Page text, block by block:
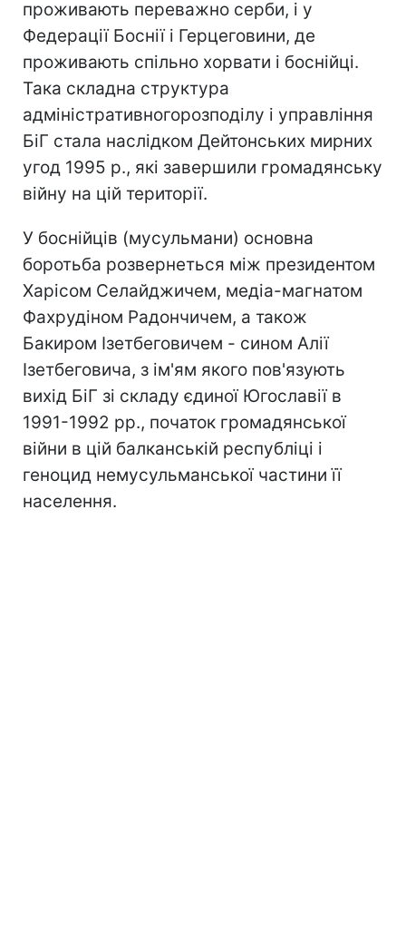
проживають переважно серби, і у
Федерації Боснії і Герцеговини, де
проживають спільно хорвати і боснійці.
Така складна структура
адміністративногорозподілу і управління
БіГ стала наслідком Дейтонських мирних
угод 1995 р., які завершили громадянську
війну на цій території.
У боснійців (мусульмани) основна
боротьба розвернеться між президентом
Харісом Селайджичем, медіа-магнатом
Фахрудіном Радончичем, а також
Бакиром Ізетбеговичем - сином Алії
Ізетбеговича, з ім'ям якого пов'язують
вихід БіГ зі складу єдиної Югославії в
1991-1992 рр., початок громадянської
війни в цій балканській республіці і
геноцид немусульманської частини її
населення.